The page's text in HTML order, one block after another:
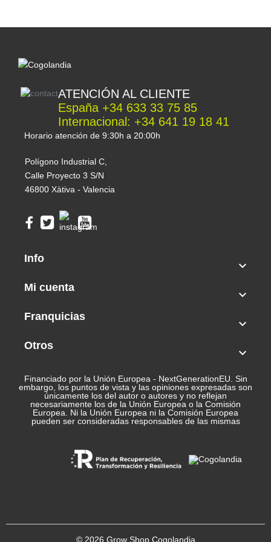
También puedes contactarnos al +34 633 33 75
info@cogolandia.com
international@cogolandia.com
para que te asesoremos en la elección de todo lo
necesario para tu cultivo.
ATENCIÓN AL CLIENTE
España +34 633 33 75 85
Internacional: +34 641 19 18 41
Horario atención de 9:30h a 20:00h
Polígono Industrial C,
Calle Proyecto 3 S/N
46800 Xàtiva - Valencia
Info

Mi cuenta

Franquicias

Otros

Financiado por la Unión Europea - NextGenerationEU. Sin
embargo, los puntos de vista y las opiniones expresadas son
únicamente los del autor o autores y no reflejan
necesariamente los de la Unión Europea o la Comisión
Europea. Ni la Unión Europea ni la Comisión Europea
pueden ser consideradas responsables de las mismas
© 2026 Grow Shop Cogolandia